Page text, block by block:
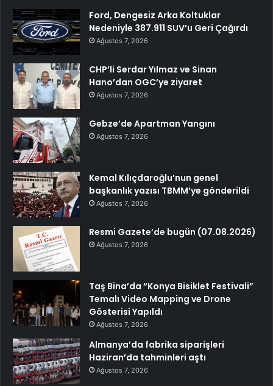
Ford, Dengesiz Arka Koltuklar
Nedeniyle 387.911 SUV’u Geri Çağırdı
Ağustos 7, 2026
CHP’li Serdar Yılmaz ve Sinan
Hano’dan OGC’ye ziyaret
Ağustos 7, 2026
Gebze’de Apartman Yangını
Ağustos 7, 2026
Kemal Kılıçdaroğlu’nun genel
başkanlık yazısı TBMM’ye gönderildi
Ağustos 7, 2026
Resmi Gazete’de bugün (07.08.2026)
Ağustos 7, 2026
Taş Bina’da “Konya Bisiklet Festivali”
Temalı Video Mapping ve Drone
Gösterisi Yapıldı
Ağustos 7, 2026
Almanya’da fabrika siparişleri
Haziran’da tahminleri aştı
Ağustos 7, 2026